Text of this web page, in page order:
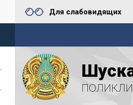
Для слабовидящих